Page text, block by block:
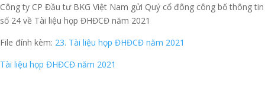
Công ty CP Đầu tư BKG Việt Nam gửi Quý cổ đông công bố thông tin
số 24 về Tài liệu họp ĐHĐCĐ năm 2021
File đính kèm: 23. Tài liệu họp ĐHĐCĐ năm 2021
Tài liệu họp ĐHĐCĐ năm 2021